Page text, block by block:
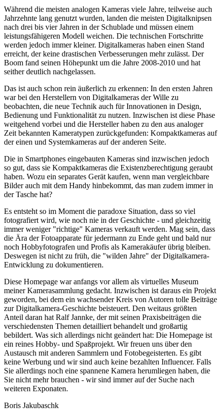
Während die meisten analogen Kameras viele Jahre, teilweise auch
Jahrzehnte lang genutzt wurden, landen die meisten Digitalknipsen
nach drei bis vier Jahren in der Schublade und müssen einem
leistungsfähigeren Modell weichen. Die technischen Fortschritte
werden jedoch immer kleiner. Digitalkameras haben einen Stand
erreicht, der keine drastischen Verbesserungen mehr zulässt. Der
Boom fand seinen Höhepunkt um die Jahre 2008-2010 und hat
seither deutlich nachgelassen.
Das ist auch schon rein äußerlich zu erkennen: In den ersten Jahren
war bei den Herstellern von Digitalkameras der Wille zu
beobachten, die neue Technik auch für Innovationen in Design,
Bedienung und Funktionalität zu nutzen. Inzwischen ist diese Phase
weitgehend vorbei und die Hersteller haben zu den aus analoger
Zeit bekannten Kameratypen zurückgefunden: Kompaktkameras auf
der einen und Systemkameras auf der anderen Seite.
Die in Smartphones eingebauten Kameras sind inzwischen jedoch
so gut, dass sie Kompaktkameras die Existenzberechtigung geraubt
haben. Wozu ein separates Gerät kaufen, wenn man vergleichbare
Bilder auch mit dem Handy hinbekommt, das man zudem immer in
der Tasche hat?
Es entsteht so im Moment die paradoxe Situation, dass so viel
fotografiert wird, wie noch nie in der Geschichte - und gleichzeitig
immer weniger "richtige" Kameras verkauft werden. Mag sein, dass
die Ära der Fotoapparate für jedermann zu Ende geht und bald nur
noch Hobbyfotografen und Profis als Kamerakäufer übrig bleiben.
Deswegen ist nicht zu früh, die "wilden Jahre" der Digitalkamera-
Entwicklung zu dokumentieren.
Diese Homepage war anfangs vor allem als virtuelles Museum
meiner Kamerasammlung gedacht. Inzwischen ist daraus ein Projekt
geworden, bei dem ein wachsender Kreis von Autoren tolle Beiträge
zur Digitalkamera-Geschichte beisteuert. Den weitaus größten
Anteil daran hat Ralf Jannke, der mit seinen Praxisbeiträgen die
verschiedensten Themen detailliert behandelt und großartig
bebildert. Was sich allerdings nicht geändert hat: Die Homepage ist
ein reines Hobby- und Spaßprojekt. Wir freuen uns über den
Austausch mit anderen Sammlern und Fotobegeisterten. Es gibt
keine Werbung und wir sind auch keine bezahlten Influencer. Falls
Sie allerdings noch eine spannene Kamera herumliegen haben, die
Sie nicht mehr brauchen - wir sind immer auf der Suche nach
weiteren Exponaten.
Boris Jakubaschk